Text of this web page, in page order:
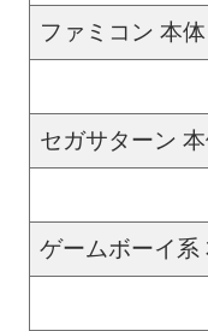
ファミコン 本体
セガサターン
ゲームボーイ系